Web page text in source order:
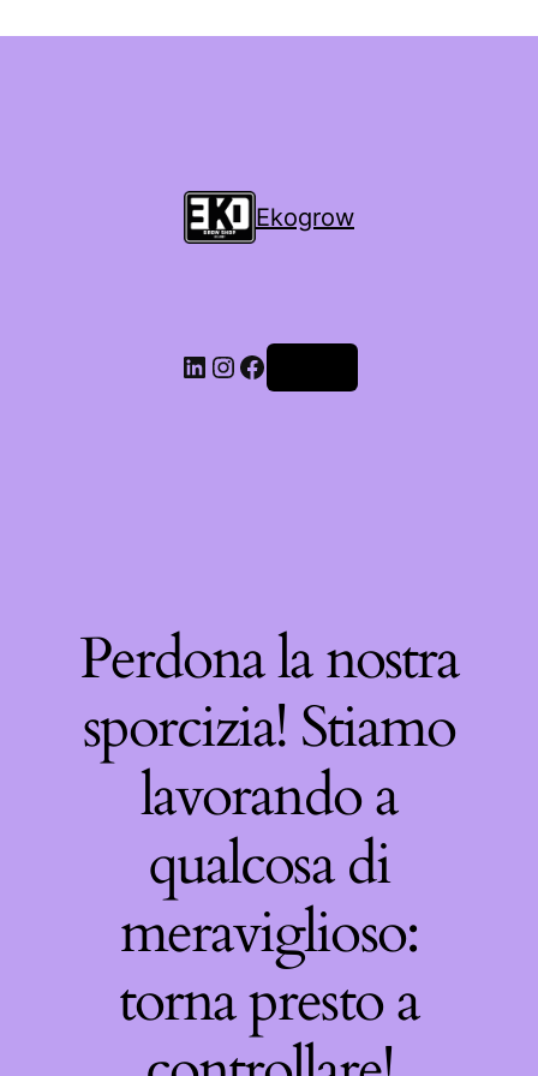
Ekogrow
Perdona la nostra
sporcizia! Stiamo
lavorando a
qualcosa di
meraviglioso:
torna presto a